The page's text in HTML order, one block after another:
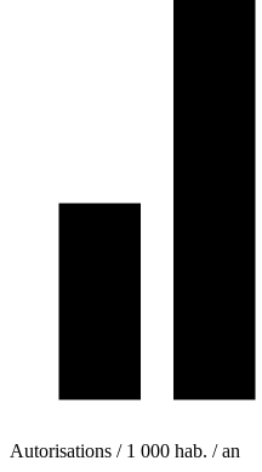
Autorisations / 1 000 hab. / an